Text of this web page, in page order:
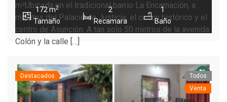
m²Ubicada en el tradicional barrio La Encarnación, a
minutos del Palacio de Justicia, el casco histórico y el
centro de Asunción. A tan solo 50 metros de la avenida
Colón y la calle […]
172 m2
Tamaño
2
Recamara
1
Baño
Destacados
Todos
Venta